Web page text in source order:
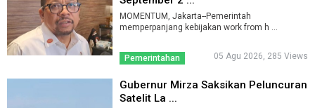
MOMENTUM, Jakarta--Pemerintah
memperpanjang kebijakan work from h ...
Pemerintahan 05 Agu 2026, 285 Views
Gubernur Mirza Saksikan Peluncuran
Satelit La ...